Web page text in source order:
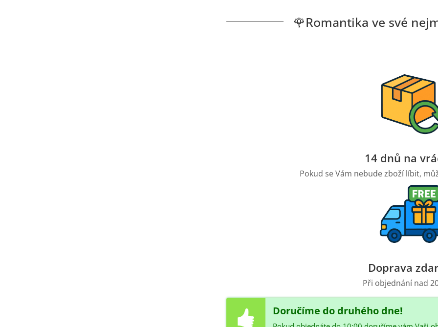
🌹Romantika ve své
14 dnů na
Pokud se Vám nebude zboží líbit,
Doprava
Při objednání nad
Doručíme do druhého dne!